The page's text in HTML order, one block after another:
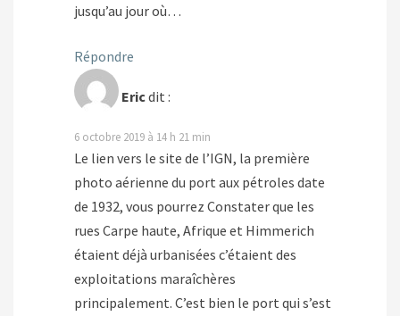
jusqu’au jour où…
Répondre
Ericdit :
6 octobre 2019 à 14 h 21 min
Le lien vers le site de l’IGN, la première
photo aérienne du port aux pétroles date
de 1932, vous pourrez Constater que les
rues Carpe haute, Afrique et Himmerich
étaient déjà urbanisées c’étaient des
exploitations maraîchères
principalement. C’est bien le port qui s’est